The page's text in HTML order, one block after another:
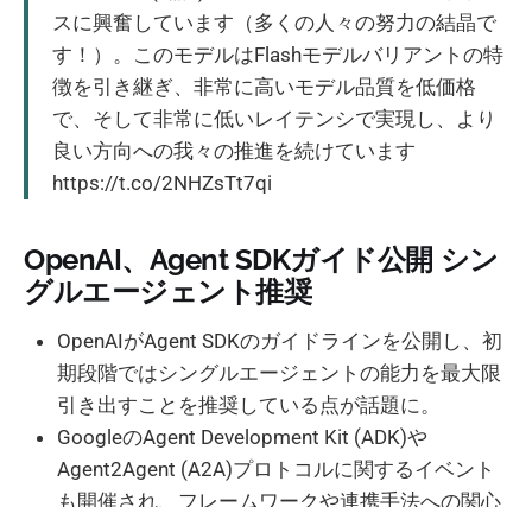
スに興奮しています（多くの人々の努力の結晶で
す！）。このモデルはFlashモデルバリアントの特
徴を引き継ぎ、非常に高いモデル品質を低価格
で、そして非常に低いレイテンシで実現し、より
良い方向への我々の推進を続けています
https://t.co/2NHZsTt7qi
OpenAI、Agent SDKガイド公開 シン
グルエージェント推奨
OpenAIがAgent SDKのガイドラインを公開し、初
期段階ではシングルエージェントの能力を最大限
引き出すことを推奨している点が話題に。
GoogleのAgent Development Kit (ADK)や
Agent2Agent (A2A)プロトコルに関するイベント
も開催され、フレームワークや連携手法への関心